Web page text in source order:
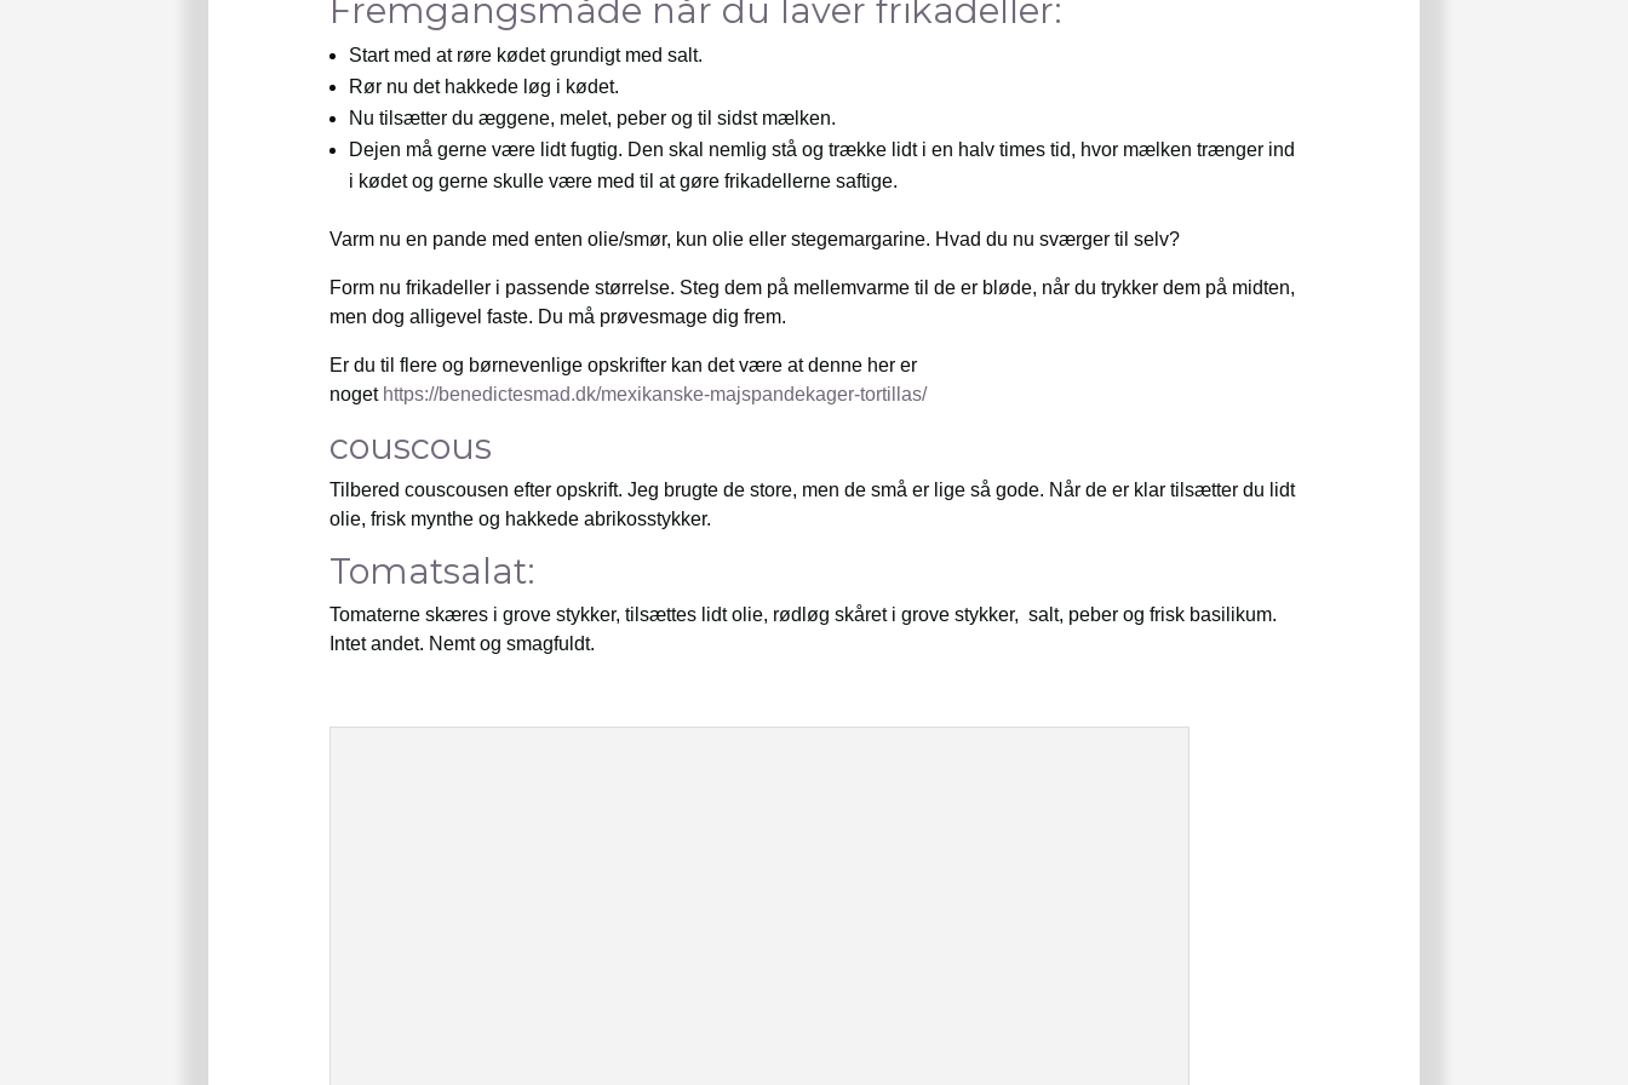
Fremgangsmåde når du laver frikadeller:
Start med at røre kødet grundigt med salt.
Rør nu det hakkede løg i kødet.
Nu tilsætter du æggene, melet, peber og til sidst mælken.
Dejen må gerne være lidt fugtig. Den skal nemlig stå og trække lidt i en halv times tid, hvor mælken trænger ind
i kødet og gerne skulle være med til at gøre frikadellerne saftige.
Varm nu en pande med enten olie/smør, kun olie eller stegemargarine. Hvad du nu sværger til selv?
Form nu frikadeller i passende størrelse. Steg dem på mellemvarme til de er bløde, når du trykker dem på midten,
men dog alligevel faste. Du må prøvesmage dig frem.
Er du til flere og børnevenlige opskrifter kan det være at denne her er
noget https://benedictesmad.dk/mexikanske-majspandekager-tortillas/
couscous
Tilbered couscousen efter opskrift. Jeg brugte de store, men de små er lige så gode. Når de er klar tilsætter du lidt
olie, frisk mynthe og hakkede abrikosstykker.
Tomatsalat:
Tomaterne skæres i grove stykker, tilsættes lidt olie, rødløg skåret i grove stykker, salt, peber og frisk basilikum.
Intet andet. Nemt og smagfuldt.